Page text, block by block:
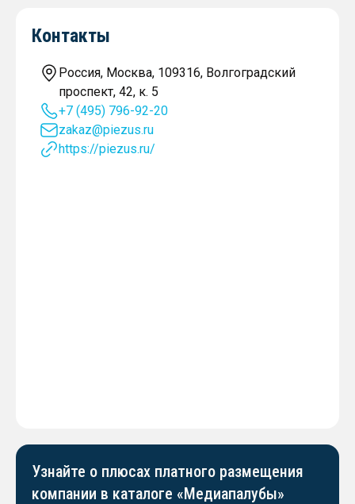
Контакты
Россия, Москва, 109316, Волгоградский
проспект, 42, к. 5
+7 (495) 796-92-20
zakaz@piezus.ru
https://piezus.ru/
Узнайте о плюсах платного размещения
компании в каталоге «Медиапалубы»